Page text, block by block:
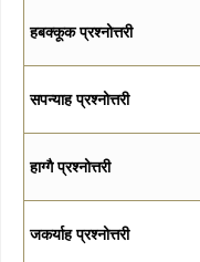
हबक्कूक प्रश्नोत्तरी
सपन्याह प्रश्नोत्तरी
हाग्गै प्रश्नोत्तरी
जकर्याह प्रश्नोत्तरी